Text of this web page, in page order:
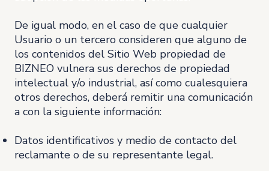
De igual modo, en el caso de que cualquier
Usuario o un tercero consideren que alguno de
los contenidos del Sitio Web propiedad de
BIZNEO vulnera sus derechos de propiedad
intelectual y/o industrial, así como cualesquiera
otros derechos, deberá remitir una comunicación
a con la siguiente información:
Datos identificativos y medio de contacto del
reclamante o de su representante legal.